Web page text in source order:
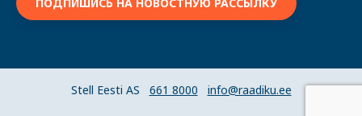
Stell Eesti AS 661 8000 info@raadiku.ee